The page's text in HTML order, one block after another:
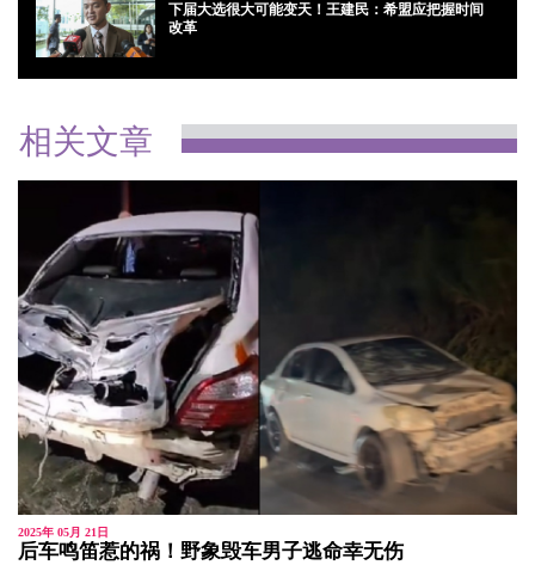
下届大选很大可能变天！王建民：希盟应把握时间
改革
相关文章
2025年 05月 21日
后车鸣笛惹的祸！野象毁车男子逃命幸无伤